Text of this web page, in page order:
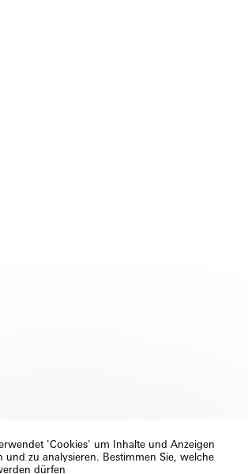
'Cookies' um Inhalte und Anzeigen
und zu analysieren. Bestimmen Sie, welche
dürfen